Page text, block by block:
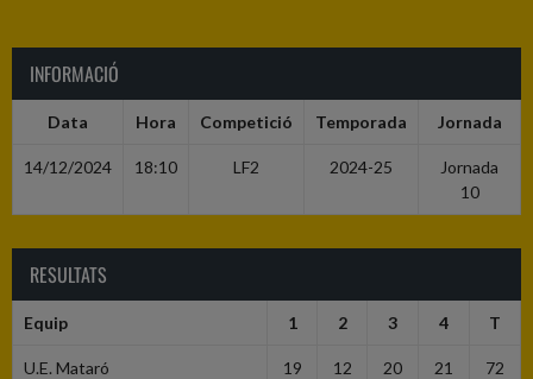
INFORMACIÓ
Data Hora Competició Temporada Jornada
14/12/2024 18:10 LF2 2024-25
Jornada
10
RESULTATS
Equip 1 2 3 4 T
U.E. Mataró 19 12 20 21 72